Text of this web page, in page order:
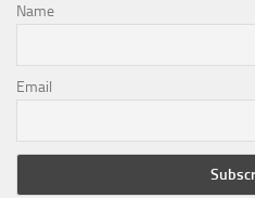
Name
Email